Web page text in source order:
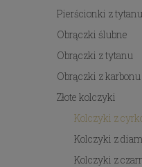
Pierścionki z tytanu
Obrączki ślubne
Obrączki z tytanu
Obrączki z karbonu
Złote kolczyki
Kolczyki z
Kolczyki z
Kolczyki z